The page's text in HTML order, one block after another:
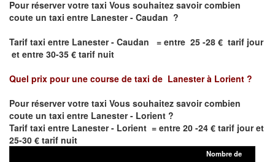
Pour réserver votre taxi Vous souhaitez savoircombien
coute un taxi entre Lanester - Caudan ?
Tarif taxi entre Lanester - Caudan = entre 25 -28 € tarif jour
et entre 30-35 € tarif nuit
Quel prix pour une course de taxi de Lanester à Lorient ?
Pour réserver votre taxi Vous souhaitez savoircombien
coute un taxi entre Lanester - Lorient ?
Tarif taxi entre Lanester - Lorient = entre 20 -24 € tarif jour et
25-30 € tarif nuit
Nombre de